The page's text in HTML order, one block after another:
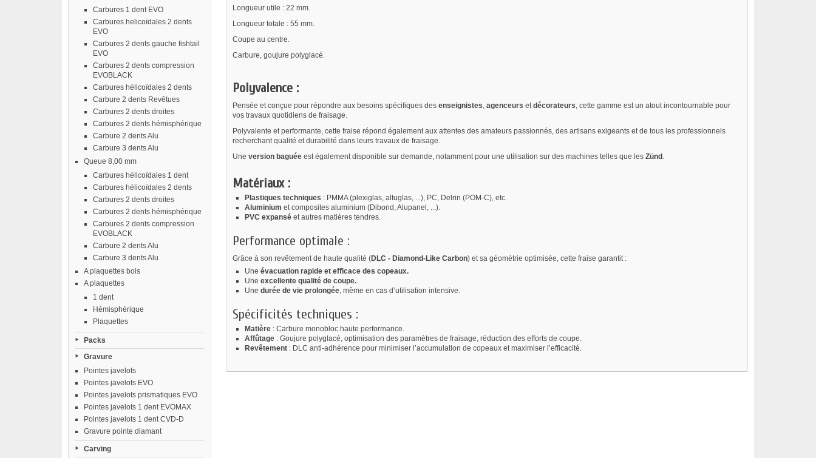
Carbures 1 dent EVO
Carbures helicoïdales 2 dents
EVO
Carbures 2 dents gauche fishtail
EVO
Carbures 2 dents compression
EVOBLACK
Carbures hélicoïdales 2 dents
Carbure 2 dents Revêtues
Carbures 2 dents droites
Carbures 2 dents hémisphérique
Carbure 2 dents Alu
Carbure 3 dents Alu
Queue 8,00 mm
Carbures hélicoïdales 1 dent
Carbures hélicoïdales 2 dents
Carbures 2 dents droites
Carbures 2 dents hémisphérique
Carbures 2 dents compression
EVOBLACK
Carbure 2 dents Alu
Carbure 3 dents Alu
A plaquettes bois
A plaquettes
1 dent
Hémisphérique
Plaquettes
Packs
Gravure
Pointes javelots
Pointes javelots EVO
Pointes javelots prismatiques EVO
Pointes javelots 1 dent EVOMAX
Pointes javelots 1 dent CVD-D
Gravure pointe diamant
Carving
Longueur utile : 22 mm.
Longueur totale : 55 mm.
Coupe au centre.
Carbure, goujure polyglacé.
Polyvalence :
Pensée et conçue pour répondre aux besoins spécifiques des enseignistes, agenceurs etdécorateurs, cette gamme est un atout incontournable pour
vos travaux quotidiens de fraisage.
Polyvalente et performante, cette fraise répond également aux attentes des amateurs passionnés, des artisans exigeants et de tous les professionnels
recherchant qualité et durabilité dans leurs travaux de fraisage.
Une version baguéeest également disponible sur demande, notamment pour une utilisation sur des machines telles que les Zünd .
Matériaux :
Plastiques techniques : PMMA (plexiglas, altuglas, ...), PC, Delrin (POM-C), etc.
Aluminium et composites aluminium (Dibond, Alupanel, ...).
PVC expanséet autres matières tendres.
Performance optimale :
Grâce à son revêtement de haute qualité (DLC - Diamond-Like Carbon) et sa géométrie optimisée, cette fraise garantit :
Une évacuation rapide et efficace des copeaux.
Une excellente qualité de coupe.
Une durée de vie prolongée, même en cas d’utilisation intensive.
Spécificités techniques :
Matière: Carbure monobloc haute performance.
Affûtage: Goujure polyglacé, optimisation des paramètres de fraisage, réduction des efforts de coupe.
Revêtement: DLC anti-adhérence pour minimiser l’accumulation de copeaux et maximiser l’efficacité.